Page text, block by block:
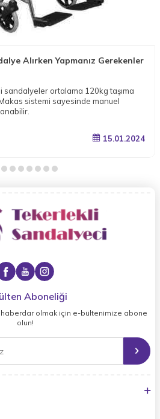
Alırken Yapmanız Gerekenler
ortalama 120kg taşıma
sistemi sayesinde manuel
15.01.2024
Aboneliği
olmak için e-bültenimize abone
olun!